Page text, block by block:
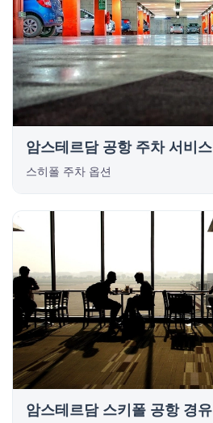
암스테르담 공항 주차 서비스
스히폴 주차 옵션
암스테르담 스키폴 공항 경유